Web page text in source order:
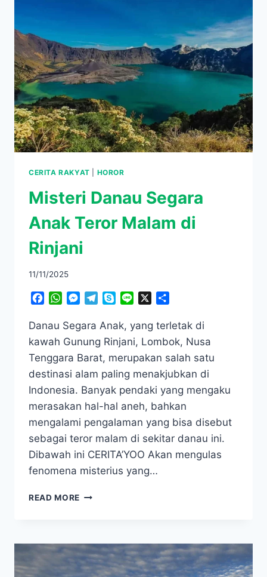
CERITA RAKYAT HOROR
Misteri Danau Segara
Anak Teror Malam di
Rinjani
11/11/2025
Facebook
WhatsApp
Messenger
TelegramSkypeLine
Danau Segara Anak, yang terletak di
kawah Gunung Rinjani, Lombok, Nusa
Tenggara Barat, merupakan salah satu
destinasi alam paling menakjubkan di
Indonesia. Banyak pendaki yang mengaku
merasakan hal-hal aneh, bahkan
mengalami pengalaman yang bisa disebut
sebagai teror malam di sekitar danau ini.
Dibawah ini CERITA’YOO Akan mengulas
fenomena misterius yang…
READ MORE MISTERI
TEROR
MALAM
DI